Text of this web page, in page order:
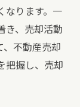
なります。一
き、売却活動
、不動産売却
把握し、売却